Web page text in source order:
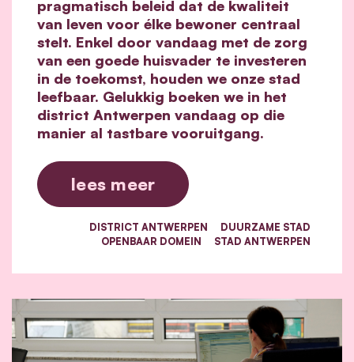
pragmatisch beleid dat de kwaliteit
van leven voor élke bewoner centraal
stelt. Enkel door vandaag met de zorg
van een goede huisvader te investeren
in de toekomst, houden we onze stad
leefbaar. Gelukkig boeken we in het
district Antwerpen vandaag op die
manier al tastbare vooruitgang.
lees meer
DISTRICT ANTWERPEN
DUURZAME STAD
OPENBAAR DOMEIN
STAD ANTWERPEN